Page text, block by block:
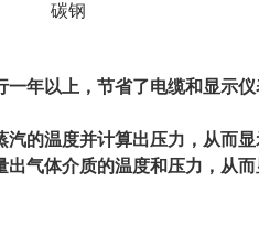
碳钢
年以上，节省了电缆和显示
的温度并计算出压力，从而显
气体介质的温度和压力，从而